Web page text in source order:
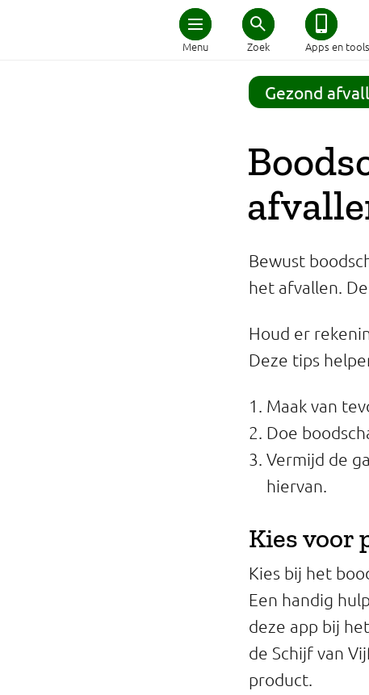
Menu Zoek Apps en tools
Home
Schijf van Vijf
Afvallen
Zwanger en kind
Duurzaam eten
Eetomgevingen
Gezond
Bewust
het afvallen.
Houd er
Deze tips
Maak van
Doe
Vermijd de
hiervan.
Kies voor
Kies bij het
Een handig
deze app bij
de Schijf van
product.